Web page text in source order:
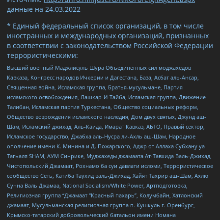
данные на 24.03.2022
* Единый федеральный список организаций, в том числе
иностранных и международных организаций, признанных
в соответствии с законодательством Российской Федерации
террористическими:
Высший военный Маджлисуль Шура Объединенных сил моджахедов
Кавказа, Конгресс народов Ичкерии и Дагестана, База, Асбат аль-Ансар,
Священная война, Исламская группа, Братья-мусульмане, Партия
исламского освобождения, Лашкар-И-Тайба, Исламская группа, Движение
Талибан, Исламская партия Туркестана, Общество социальных реформ,
Общество возрождения исламского наследия, Дом двух святых, Джунд аш-
Шам, Исламский джихад, Аль-Каида, Имарат Кавказ, АБТО, Правый сектор,
Исламское государство, Джабха аль-Нусра ли-Ахль аш-Шам, Народное
ополчение имени К. Минина и Д. Пожарского, Аджр от Аллаха Субхану уа
Тагьаля SHAM, АУМ Синрике, Муджахеды джамаата Ат-Тавхида Валь-Джихад,
Чистопольский Джамаат, Рохнамо ба суи давлати исломи, Террористическое
сообщество Сеть, Катиба Таухид валь-Джихад, Хайят Тахрир аш-Шам, Ахлю
Сунна Валь Джамаа, National Socialism/White Power, Артподготовка,
Религиозная группа “Джамаат “Красный пахарь”, Колумбайн, Хатлонский
джамаат, Мусульманская религиозная группа п. Кушкуль г. Оренбург,
Крымско-татарский добровольческий батальон имени Номана